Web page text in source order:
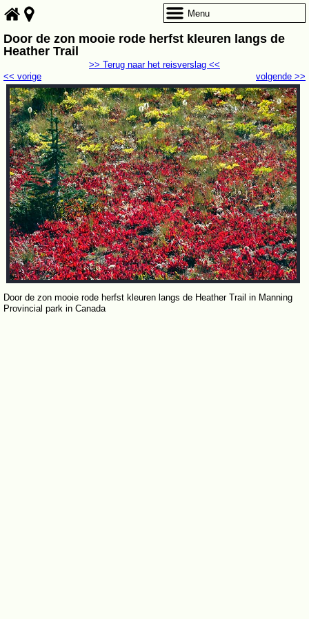
Door de zon mooie rode herfst kleuren langs de
Heather Trail
volgende >>
<< vorige
>> Terug naar het reisverslag <<
Door de zon mooie rode herfst kleuren langs de Heather Trail in Manning
Provincial park in Canada
Menu